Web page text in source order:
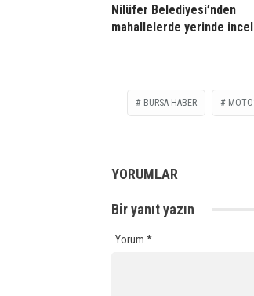
Nilüfer Belediyesi’nden
mahallelerde yerinde
BURSA HABER
YORUMLAR
Bir yanıt yazın
Yorum *